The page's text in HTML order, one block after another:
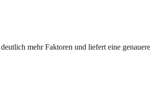
mehr Faktoren und liefert eine